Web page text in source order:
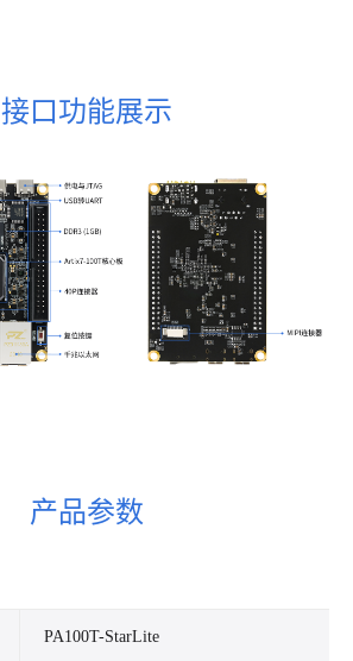
接口功能展示
产品参数
PA100T-StarLite